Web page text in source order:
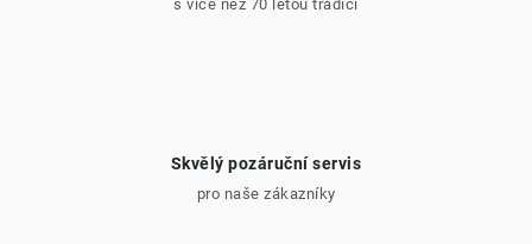
s více než 70 letou tradicí
Skvělý pozáruční servis
pro naše zákazníky